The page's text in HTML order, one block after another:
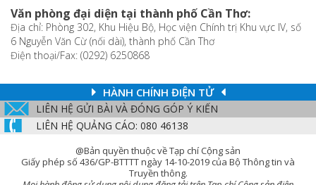
Văn phòng đại diện tại thành phố Cần Thơ:
Địa chỉ: Phòng 302, Khu Hiệu Bộ, Học viện Chính trị Khu vực IV, số
6 Nguyễn Văn Cừ (nối dài), thành phố Cần Thơ
Điện thoại/Fax: (0292) 6250868
HÀNH CHÍNH ĐIỆN TỬ
LIÊN HỆ GỬI BÀI VÀ ĐÓNG GÓP Ý KIẾN
LIÊN HỆ QUẢNG CÁO: 080 46138
@Bản quyền thuộc về Tạp chí Cộng sản
Giấy phép số 436/GP-BTTTT ngày 14-10-2019 của Bộ Thông tin và
Truyền thông.